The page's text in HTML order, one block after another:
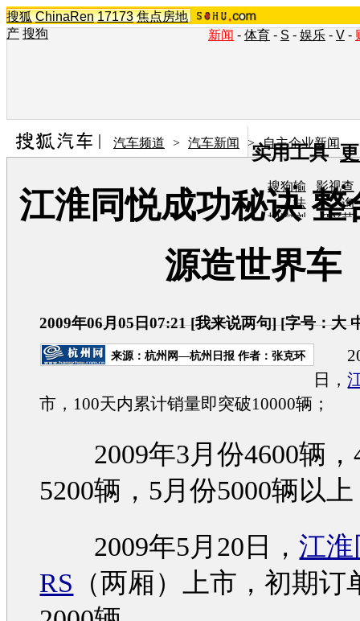
搜狐 ChinaRen 17173 焦点房地
产 搜狗 新闻 - 体育 - S - 娱乐 - V -
实用工具
搜狗输
入法
影视查
询
搜狗浏
TV节
乐盒
汽车频道 > 汽车新闻 > 自主企业新闻
江淮同悦成功秘诀 整
源造世界车
2009年06月05日07:21 [我来说两句] [字号：大
来源：杭州网—杭州日报 作者：张克环
日，
市，100天内累计销量即突破10000辆；
2009年3月份4600辆，
5200辆，5月份5000辆以
2009年5月20日，江
RS （两厢）上市，初期订